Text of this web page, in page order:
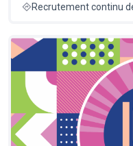
Recrutement continu